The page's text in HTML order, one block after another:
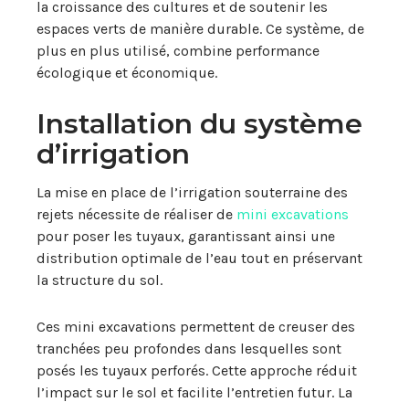
la croissance des cultures et de soutenir les
espaces verts de manière durable. Ce système, de
plus en plus utilisé, combine performance
écologique et économique.
Installation du système
d’irrigation
La mise en place de l’irrigation souterraine des
rejets nécessite de réaliser de mini excavations
pour poser les tuyaux, garantissant ainsi une
distribution optimale de l’eau tout en préservant
la structure du sol.
Ces mini excavations permettent de creuser des
tranchées peu profondes dans lesquelles sont
posés les tuyaux perforés. Cette approche réduit
l’impact sur le sol et facilite l’entretien futur. La